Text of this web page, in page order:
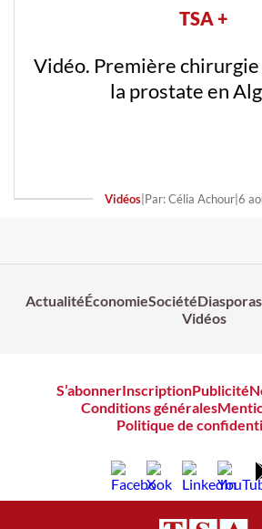
TSA +
Vidéo. Première
la prostate en
Vidéos| Par: Célia Achour| 6
ActualitéÉconomieSociétéDiasporas
Vidéos
S’abonnerInscriptionPublicité
Conditions générales
Politique de